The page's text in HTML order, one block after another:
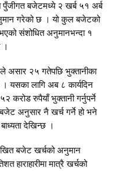
पुँजीगत बजेटमध्ये २ खर्ब ५१ अर्ब
गरेको छ । यो कुल बजेटको
संशोधित अनुमानभन्दा १
।
असार २५ गतेपछि भुक्तानीका
यसका लागि अब ८ कार्यदिन
करोड रुपैयाँ भुक्तानी गर्नुपर्ने
बजेट अनुसार नै खर्च गर्ने हो भने
देखिन्छ ।
बजेट खर्चको अनुमान
हाराहारीमा मात्रै खर्चको